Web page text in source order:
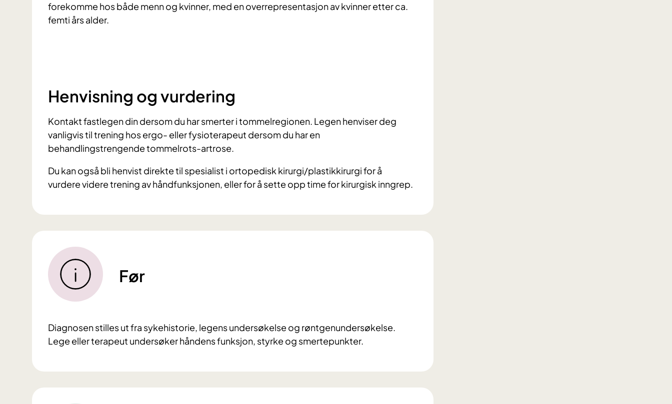
forekomme hos både menn og kvinner, med en overrepresentasjon av kvinner etter ca.
femti års alder.
Henvisning og vurdering
Kontakt fastlegen din dersom du har smerter i tommelregionen. Legen henviser deg
vanligvis til trening hos ergo- eller fysioterapeut dersom du har en
behandlingstrengende tommelrots-artrose.
Du kan også bli henvist direkte til spesialist i ortopedisk kirurgi/plastikkirurgi for å
vurdere videre trening av håndfunksjonen, eller for å sette opp time for kirurgisk inngrep.
Før
Diagnosen stilles ut fra sykehistorie, legens undersøkelse og røntgenundersøkelse.
Lege eller terapeut undersøker håndens funksjon, styrke og smertepunkter.